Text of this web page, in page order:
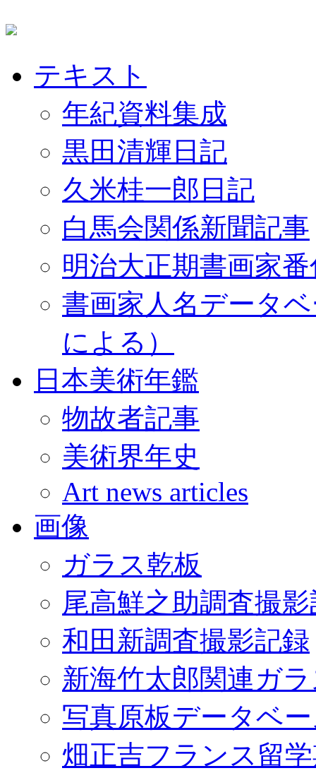
テキスト
年紀資料集成
黒田清輝日記
久米桂一郎日記
白馬会関係新聞記事
明治大正期書画家
書画家人名データ
による）
日本美術年鑑
物故者記事
美術界年史
Art news articles
画像
ガラス乾板
尾高鮮之助調査撮
和田新調査撮影記録
新海竹太郎関連ガ
写真原板データベ
畑正吉フランス留